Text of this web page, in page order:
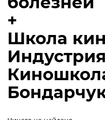
+
Школа